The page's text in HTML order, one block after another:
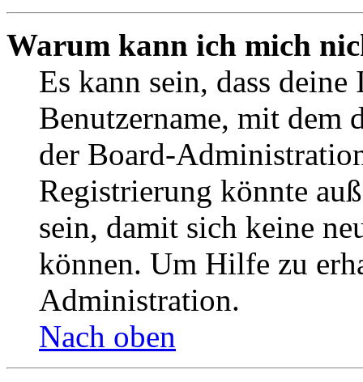
Warum kann ich mich
Es kann sein, dass
Benutzername, mit dem
der Board-
Registrierung könnte
sein, damit sich keine
können. Um Hilfe zu
Administration.
Nach oben